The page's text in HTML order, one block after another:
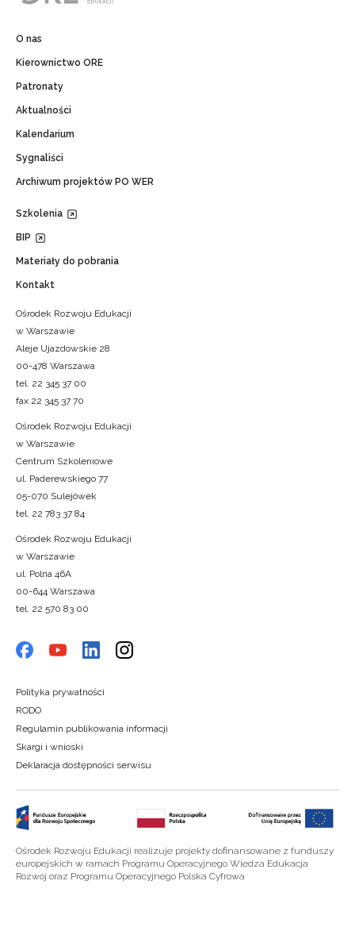
O nas
Kierownictwo ORE
Patronaty
Aktualności
Kalendarium
Sygnaliści
Archiwum projektów PO WER
Szkolenia
BIP
Materiały do pobrania
Kontakt
Ośrodek Rozwoju Edukacji
w Warszawie
Aleje Ujazdowskie 28
00-478 Warszawa
tel. 22 345 37 00
fax 22 345 37 70
Ośrodek Rozwoju Edukacji
w Warszawie
Centrum Szkoleniowe
ul. Paderewskiego 77
05-070 Sulejówek
tel. 22 783 37 84
Ośrodek Rozwoju Edukacji
w Warszawie
ul. Polna 46A
00-644 Warszawa
tel. 22 570 83 00
Polityka prywatności
RODO
Regulamin publikowania informacji
Skargi i wnioski
Deklaracja dostępności serwisu
Ośrodek Rozwoju Edukacji realizuje projekty dofinansowane z funduszy
europejskich w ramach Programu Operacyjnego Wiedza Edukacja
Rozwój oraz Programu Operacyjnego Polska Cyfrowa